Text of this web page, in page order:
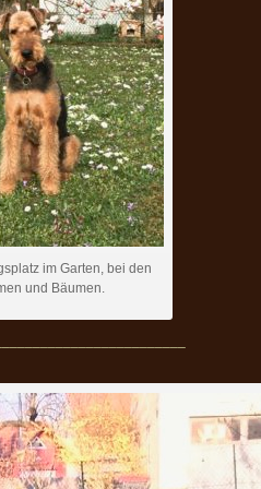
im Garten, bei den
und Bäumen.